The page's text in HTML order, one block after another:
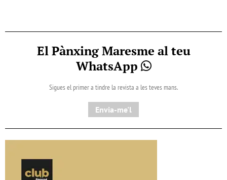
El Pànxing Maresme al teu
WhatsApp
Sigues el primer a tindre la revista a les teves mans.
Envia-me'l